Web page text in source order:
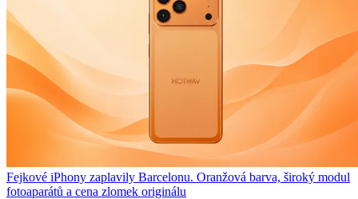
Fejkové iPhony zaplavily Barcelonu. Oranžová barva, široký modul
fotoaparátů a cena zlomek originálu